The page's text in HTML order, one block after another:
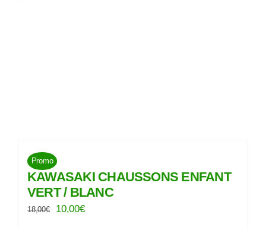
Promo
KAWASAKI CHAUSSONS ENFANT
VERT / BLANC
18,00€
Le
10,00€Le